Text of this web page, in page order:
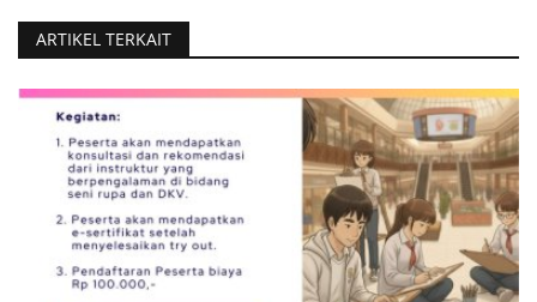
ARTIKEL TERKAIT